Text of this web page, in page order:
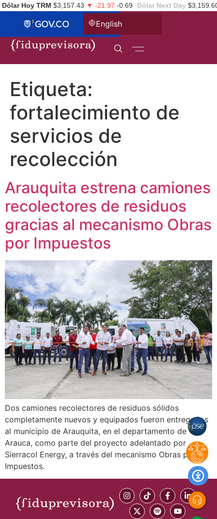
Dólar Hoy TRM $3,157.43 ▼ -21.97 -0.69 Dólar Next Day
English
Etiqueta:
fortalecimiento de
servicios de
recolección
Arauquita estrena camiones
recolectores de residuos
gracias al mecanismo Obras
por Impuestos
Dos camiones recolectores de residuos sólidos
completamente nuevos y equipados fueron entregados
al municipio de Arauquita, en el departamento de
Arauca, como parte del proyecto adelantado por
Sierracol Energy, a través del mecanismo Obras por
Impuestos.